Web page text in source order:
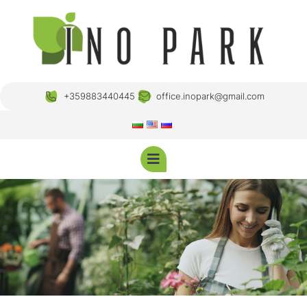
+359883440445 office.inopark@gmail.com